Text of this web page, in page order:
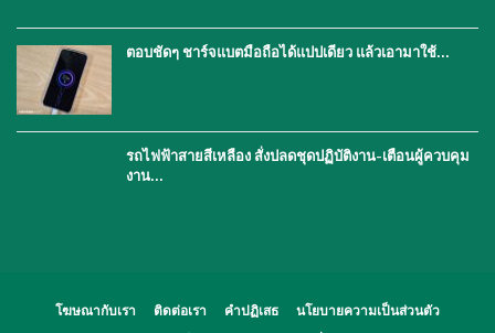
ตอบชัดๆ ชาร์จแบตมือถือได้แปปเดียว แล้วเอามาใช้…
รถไฟฟ้าสายสีเหลือง สั่งปลดชุดปฏิบัติงาน-เตือนผู้ควบคุม
งาน…
โฆษณากับเรา ติดต่อเรา คำปฏิเสธ
นโยบายความเป็นส่วนตัว